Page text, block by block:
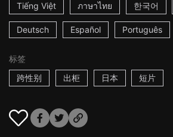
Tiếng Việt ภาษาไทย 한국어
Deutsch Español Português
标签
跨性别
出柜 日本 短片